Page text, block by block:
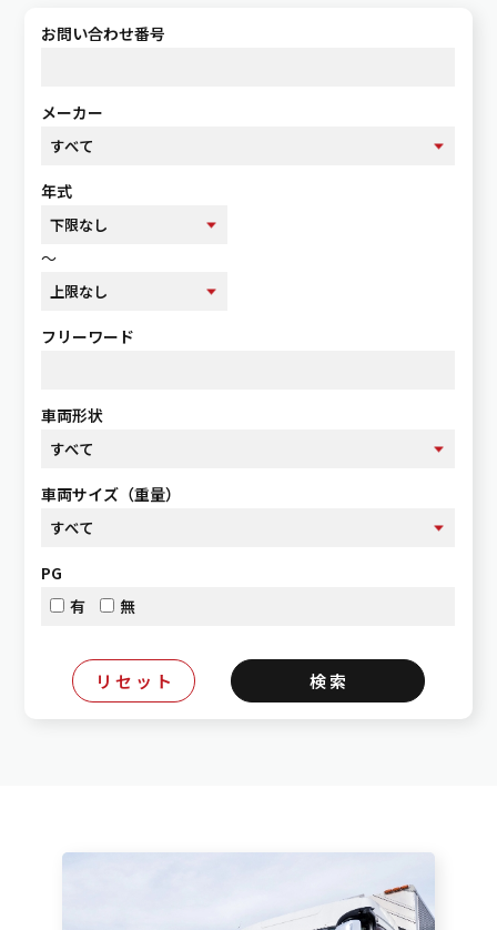
お問い合わせ番号
メーカー
年式
～
フリーワード
車両形状
車両サイズ（重量）
PG
有
無